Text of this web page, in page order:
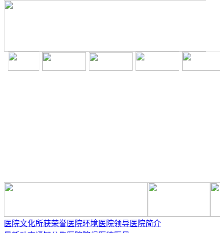
医院文化所获荣誉医院环境 医院领导医院简介